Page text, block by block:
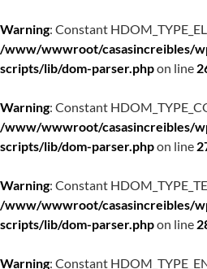
Warning: Constant
/www/wwwroot/casasincreibles/
scripts/lib/dom-parser.phpon line
Warning: Constant
/www/wwwroot/casasincreibles/
scripts/lib/dom-parser.phpon line
Warning: Constant
/www/wwwroot/casasincreibles/
scripts/lib/dom-parser.phpon line
Warning: Constant